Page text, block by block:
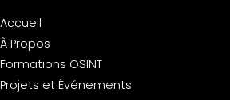
Accueil
À Propos
Formations OSINT
Projets et Événements